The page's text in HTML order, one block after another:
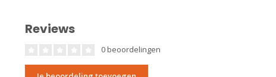
Reviews
0 beoordelingen